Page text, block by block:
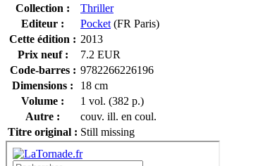
Collection :
Thriller
Editeur :
Pocket (FR Paris)
Cette édition : 2013
Prix neuf :
7.2 EUR
Code-barres : 9782266226196
Dimensions :
18 cm
Volume :
1 vol. (382 p.)
Autre :
couv. ill. en coul.
Titre original : Still missing